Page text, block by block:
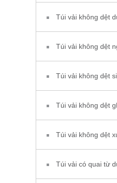
Túi vải không dệt
Túi vải không dệt
Túi vải không dệt
Túi vải không dệt
Túi vải không dệt
Túi vải có quai từ